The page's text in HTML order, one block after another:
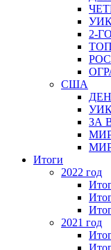
2-
США
ЗА
Итоги
2022 год
2021 год